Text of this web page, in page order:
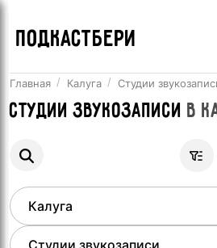
ПОДКАСТБЕРИ
Главная Калуга Студии
Студии звукозаписи в